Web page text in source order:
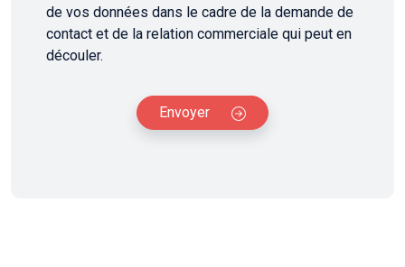
de vos données dans le cadre de la demande de
contact et de la relation commerciale qui peut en
découler.
Envoyer